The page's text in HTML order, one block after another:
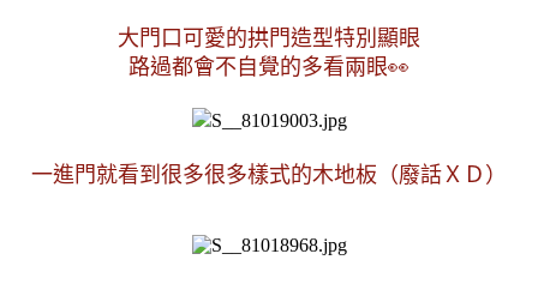
大門口可愛的拱門造型特別顯眼
路過都會不自覺的多看兩眼👀
一進門就看到很多很多樣式的木地板（廢話ＸＤ）